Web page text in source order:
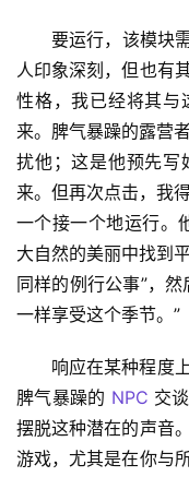
要运行，该模块
人印象深刻，但也有
性格，我已经将其与
来。脾气暴躁的露营
扰他；这是他预先写
来。但再次点击，我
一个接一个地运行。
大自然的美丽中找到
同样的例行公事”，
一样享受这个季节。”
响应在某种程度
脾气暴躁的 NPC 交
摆脱这种潜在的声音。
游戏，尤其是在你与